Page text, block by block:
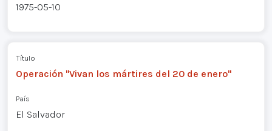
1975-05-10
Título
Operación "Vivan los mártires del 20 de enero"
País
El Salvador